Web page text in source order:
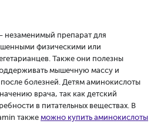
незаменимый препарат для
физическими или
Также они полезны
мышечную массу и
болезней. Детям аминокислоты
врача, так как детский
в питательных веществах. В
также можно купить аминокислоты